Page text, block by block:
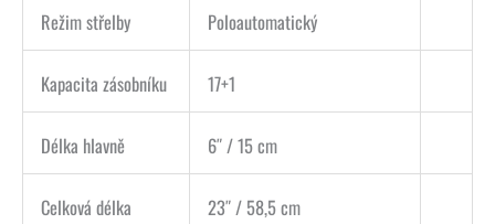
Režim střelby Poloautomatický
Kapacita zásobníku 17+1
Délka hlavně 6″ / 15 cm
Celková délka 23″ / 58,5 cm